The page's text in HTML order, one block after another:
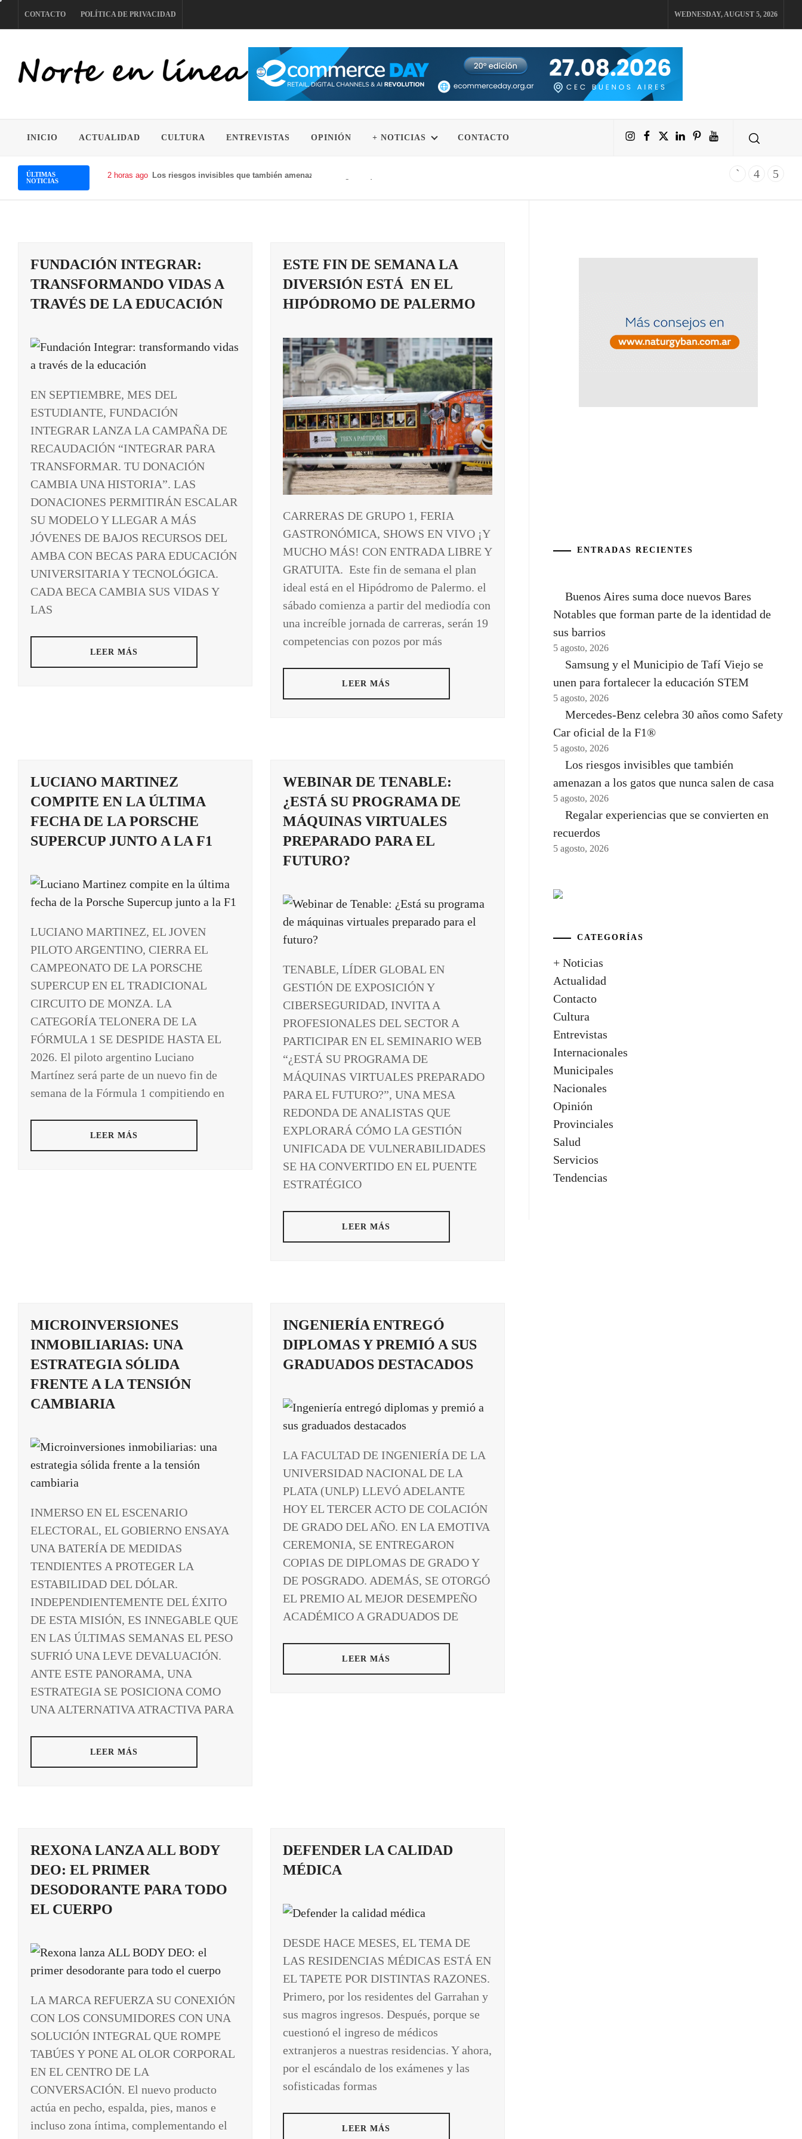
to
CONTACTO POLÍTICA DE PRIVACIDAD WEDNESDAY, AUGUST 5, 2026
NORTE EN LÍNEA
INICIO ACTUALIDAD CULTURA ENTREVISTAS OPINIÓN + NOTICIAS CONTACTO InstagramFacebook
X LinkedInPinterestYouTube
ÚLTIMAS
NOTICIAS
2 horas ago Los riesgos invisibles que también amenazan a los gatos que nunca salen de casa
FUNDACIÓN INTEGRAR:
TRANSFORMANDO VIDAS A
TRAVÉS DE LA EDUCACIÓN
EN SEPTIEMBRE, MES DEL
ESTUDIANTE, FUNDACIÓN
INTEGRAR LANZA LA CAMPAÑA DE
RECAUDACIÓN “INTEGRAR PARA
TRANSFORMAR. TU DONACIÓN
CAMBIA UNA HISTORIA”. LAS
DONACIONES PERMITIRÁN ESCALAR
SU MODELO Y LLEGAR A MÁS
JÓVENES DE BAJOS RECURSOS DEL
AMBA CON BECAS PARA EDUCACIÓN
UNIVERSITARIA Y TECNOLÓGICA.
CADA BECA CAMBIA SUS VIDAS Y
LAS
LEER MÁS
ESTE FIN DE SEMANA LA
DIVERSIÓN ESTÁ EN EL
HIPÓDROMO DE PALERMO
CARRERAS DE GRUPO 1, FERIA
GASTRONÓMICA, SHOWS EN VIVO ¡Y
MUCHO MÁS! CON ENTRADA LIBRE Y
GRATUITA. Este fin de semana el plan
ideal está en el Hipódromo de Palermo. el
sábado comienza a partir del mediodía con
una increíble jornada de carreras, serán 19
competencias con pozos por más
LEER MÁS
LUCIANO MARTINEZ
COMPITE EN LA ÚLTIMA
FECHA DE LA PORSCHE
SUPERCUP JUNTO A LA F1
LUCIANO MARTINEZ, EL JOVEN
PILOTO ARGENTINO, CIERRA EL
CAMPEONATO DE LA PORSCHE
SUPERCUP EN EL TRADICIONAL
CIRCUITO DE MONZA. LA
CATEGORÍA TELONERA DE LA
FÓRMULA 1 SE DESPIDE HASTA EL
2026. El piloto argentino Luciano
Martínez será parte de un nuevo fin de
semana de la Fórmula 1 compitiendo en
LEER MÁS
WEBINAR DE TENABLE:
¿ESTÁ SU PROGRAMA DE
MÁQUINAS VIRTUALES
PREPARADO PARA EL
FUTURO?
TENABLE, LÍDER GLOBAL EN
GESTIÓN DE EXPOSICIÓN Y
CIBERSEGURIDAD, INVITA A
PROFESIONALES DEL SECTOR A
PARTICIPAR EN EL SEMINARIO WEB
“¿ESTÁ SU PROGRAMA DE
MÁQUINAS VIRTUALES PREPARADO
PARA EL FUTURO?”, UNA MESA
REDONDA DE ANALISTAS QUE
EXPLORARÁ CÓMO LA GESTIÓN
UNIFICADA DE VULNERABILIDADES
SE HA CONVERTIDO EN EL PUENTE
ESTRATÉGICO
LEER MÁS
MICROINVERSIONES
INMOBILIARIAS: UNA
ESTRATEGIA SÓLIDA
FRENTE A LA TENSIÓN
CAMBIARIA
INMERSO EN EL ESCENARIO
ELECTORAL, EL GOBIERNO ENSAYA
UNA BATERÍA DE MEDIDAS
TENDIENTES A PROTEGER LA
ESTABILIDAD DEL DÓLAR.
INDEPENDIENTEMENTE DEL ÉXITO
DE ESTA MISIÓN, ES INNEGABLE QUE
EN LAS ÚLTIMAS SEMANAS EL PESO
SUFRIÓ UNA LEVE DEVALUACIÓN.
ANTE ESTE PANORAMA, UNA
ESTRATEGIA SE POSICIONA COMO
UNA ALTERNATIVA ATRACTIVA PARA
LEER MÁS
INGENIERÍA ENTREGÓ
DIPLOMAS Y PREMIÓ A SUS
GRADUADOS DESTACADOS
LA FACULTAD DE INGENIERÍA DE LA
UNIVERSIDAD NACIONAL DE LA
PLATA (UNLP) LLEVÓ ADELANTE
HOY EL TERCER ACTO DE COLACIÓN
DE GRADO DEL AÑO. EN LA EMOTIVA
CEREMONIA, SE ENTREGARON
COPIAS DE DIPLOMAS DE GRADO Y
DE POSGRADO. ADEMÁS, SE OTORGÓ
EL PREMIO AL MEJOR DESEMPEÑO
ACADÉMICO A GRADUADOS DE
LEER MÁS
REXONA LANZA ALL BODY
DEO: EL PRIMER
DESODORANTE PARA TODO
EL CUERPO
LA MARCA REFUERZA SU CONEXIÓN
CON LOS CONSUMIDORES CON UNA
SOLUCIÓN INTEGRAL QUE ROMPE
TABÚES Y PONE AL OLOR CORPORAL
EN EL CENTRO DE LA
CONVERSACIÓN. El nuevo producto
actúa en pecho, espalda, pies, manos e
incluso zona íntima, complementando el
DEFENDER LA CALIDAD
MÉDICA
DESDE HACE MESES, EL TEMA DE
LAS RESIDENCIAS MÉDICAS ESTÁ EN
EL TAPETE POR DISTINTAS RAZONES.
Primero, por los residentes del Garrahan y
sus magros ingresos. Después, porque se
cuestionó el ingreso de médicos
extranjeros a nuestras residencias. Y ahora,
por el escándalo de los exámenes y las
sofisticadas formas
LEER MÁS
ENTRADAS RECIENTES
Buenos Aires suma doce nuevos Bares
Notables que forman parte de la identidad de
sus barrios
5 agosto, 2026
Samsung y el Municipio de Tafí Viejo se
unen para fortalecer la educación STEM
5 agosto, 2026
Mercedes-Benz celebra 30 años como Safety
Car oficial de la F1®
5 agosto, 2026
Los riesgos invisibles que también
amenazan a los gatos que nunca salen de casa
5 agosto, 2026
Regalar experiencias que se convierten en
recuerdos
5 agosto, 2026
CATEGORÍAS
+ Noticias
Actualidad
Contacto
Cultura
Entrevistas
Internacionales
Municipales
Nacionales
Opinión
Provinciales
Salud
Servicios
Tendencias